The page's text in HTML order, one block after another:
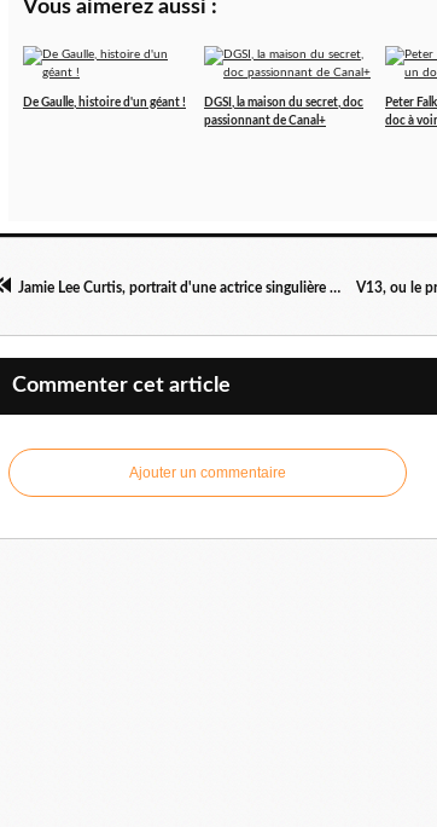
Vous aimerez aussi :
De Gaulle, histoire d'un géant !
DGSI, la maison du secret, doc
passionnant de Canal+
Peter
doc à
Jamie Lee Curtis, portrait d'une actrice singulière et indépendante
Commenter cet article
Ajouter un commentaire